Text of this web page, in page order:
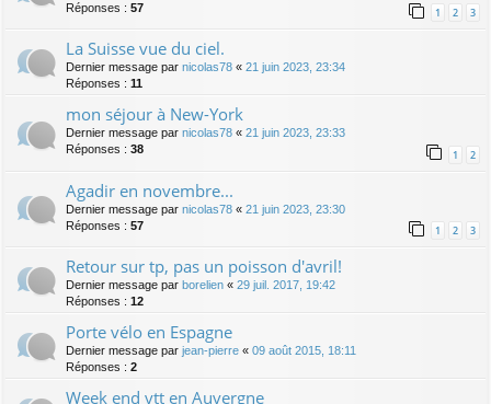
Réponses : 57 1 2 3
La Suisse vue du ciel.
Dernier message par nicolas78 « 21 juin 2023, 23:34
Réponses : 11
mon séjour à New-York
Dernier message par nicolas78 « 21 juin 2023, 23:33
Réponses : 38 1 2
Agadir en novembre...
Dernier message par nicolas78 « 21 juin 2023, 23:30
Réponses : 57 1 2 3
Retour sur tp, pas un poisson d'avril!
Dernier message par borelien « 29 juil. 2017, 19:42
Réponses : 12
Porte vélo en Espagne
Dernier message par jean-pierre « 09 août 2015, 18:11
Réponses : 2
Week end vtt en Auvergne